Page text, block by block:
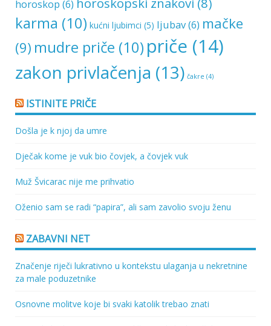
horoskop (6)
karma (10) kućni ljubimci (5) ljubav(6) mačke
(9) mudre priče (10) priče (14)
zakon privlačenja (13) čakre (4)
ISTINITE PRIČE
Došla je k njoj da umre
Dječak kome je vuk bio čovjek, a čovjek vuk
Muž Švicarac nije me prihvatio
Oženio sam se radi “papira”, ali sam zavolio svoju ženu
ZABAVNI NET
Značenje riječi lukrativno u kontekstu ulaganja u nekretnine
za male poduzetnike
Osnovne molitve koje bi svaki katolik trebao znati